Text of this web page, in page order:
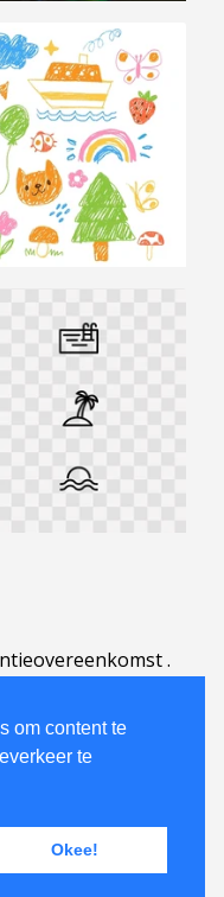
om content te
te
Okee!
.
| Português
|